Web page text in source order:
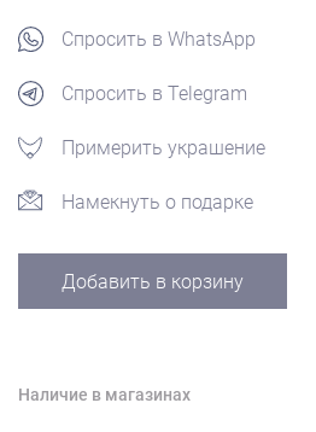
Спросить в WhatsApp
Спросить в Telegram
Примерить украшение
Намекнуть о подарке
Добавить в корзину
Наличие в магазинах